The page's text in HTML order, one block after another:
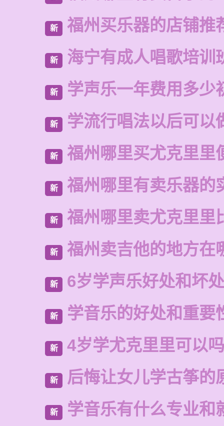
新 福州买乐器的店铺推
新 海宁有成人唱歌培训
新 学声乐一年费用多少
新 学流行唱法以后可以
新 福州哪里买尤克里里
新 福州哪里有卖乐器的
新 福州哪里卖尤克里里
新 福州卖吉他的地方在
新 6岁学声乐好处和坏处
新 学音乐的好处和重要
新 4岁学尤克里里可以吗
新 后悔让女儿学古筝的
新 学音乐有什么专业和